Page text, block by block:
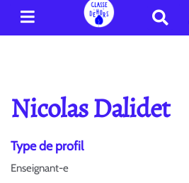
e
c
Nicolas Dalidet
Type de profil
Enseignant-e